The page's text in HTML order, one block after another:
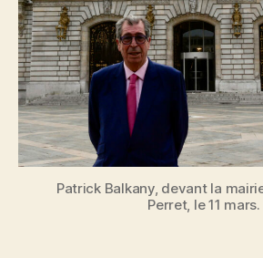
Patrick Balkany, devant la
Perret, le 11 mars.